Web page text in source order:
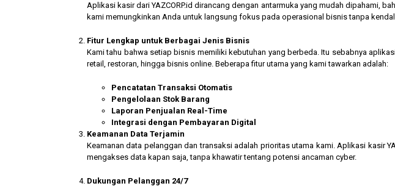
Aplikasi kasir dari YAZCORP.id dirancang dengan antarmuka yang mudah dipahami,
kami memungkinkan Anda untuk langsung fokus pada operasional bisnis tanpa
Fitur Lengkap untuk Berbagai Jenis Bisnis
Kami tahu bahwa setiap bisnis memiliki kebutuhan yang berbeda. Itu sebabnya
retail, restoran, hingga bisnis online. Beberapa fitur utama yang kami tawarkan adalah:
Pencatatan Transaksi Otomatis
Pengelolaan Stok Barang
Laporan Penjualan Real-Time
Integrasi dengan Pembayaran Digital
Keamanan Data Terjamin
Keamanan data pelanggan dan transaksi adalah prioritas utama kami. Aplikasi kasir
mengakses data kapan saja, tanpa khawatir tentang potensi ancaman cyber.
Dukungan Pelanggan 24/7